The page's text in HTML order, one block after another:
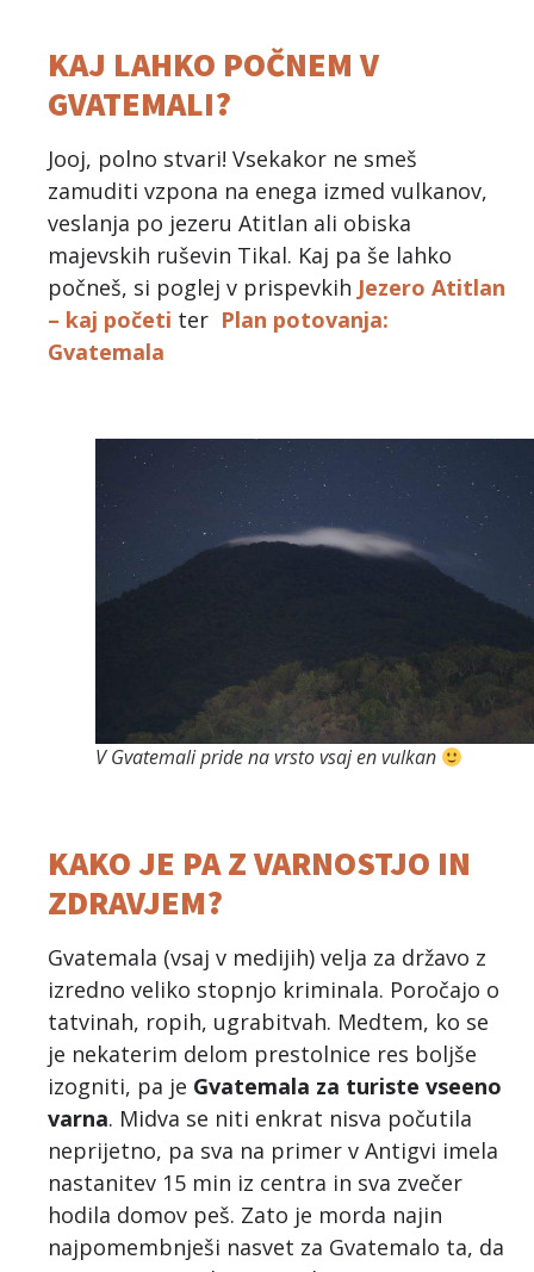
KAJ LAHKO POČNEM V
GVATEMALI?
Jooj, polno stvari! Vsekakor ne smeš
zamuditi vzpona na enega izmed vulkanov,
veslanja po jezeru Atitlan ali obiska
majevskih ruševin Tikal. Kaj pa še lahko
počneš, si poglej v prispevkih Jezero Atitlan
– kaj početi ter Plan potovanja:
Gvatemala
V Gvatemali pride na vrsto vsaj en vulkan
KAKO JE PA Z VARNOSTJO IN
ZDRAVJEM?
Gvatemala (vsaj v medijih) velja za državo z
izredno veliko stopnjo kriminala. Poročajo o
tatvinah, ropih, ugrabitvah. Medtem, ko se
je nekaterim delom prestolnice res boljše
izogniti, pa je Gvatemala za turiste vseeno
varna. Midva se niti enkrat nisva počutila
neprijetno, pa sva na primer v Antigvi imela
nastanitev 15 min iz centra in sva zvečer
hodila domov peš. Zato je morda najin
najpomembnješi nasvet za Gvatemalo ta, da